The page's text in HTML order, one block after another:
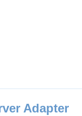
Adapter